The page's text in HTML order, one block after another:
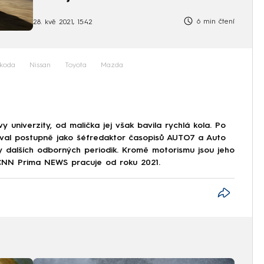
28. kvě 2021, 15:42 6 min čtení
Nissan Toyota Mazda
univerzity, od malička jej však bavila rychlá kola. Po
postupně jako šéfredaktor časopisů AUTO7 a Auto
odborných periodik. Kromě motorismu jsou jeho
Prima NEWS pracuje od roku 2021.